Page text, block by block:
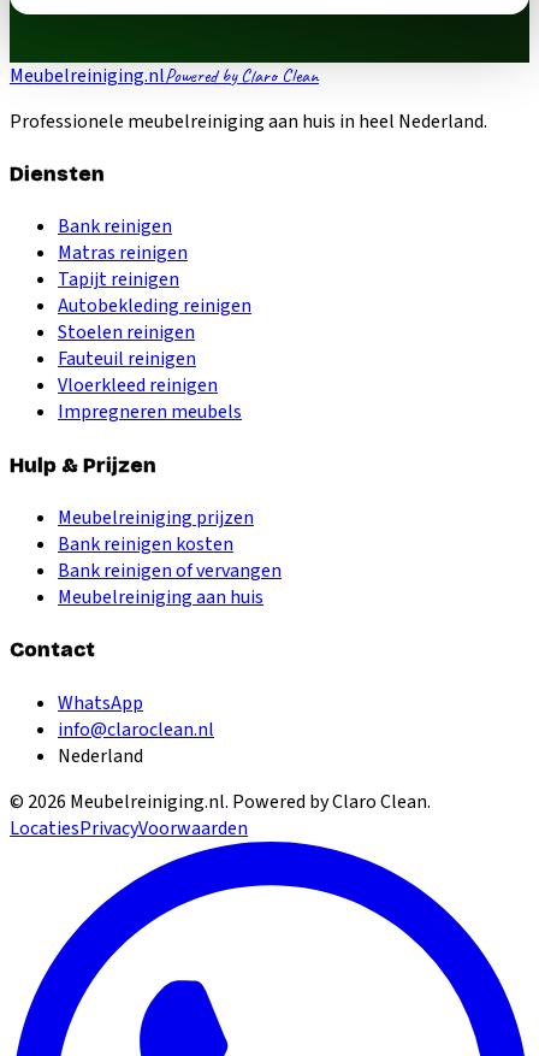
Meubelreiniging.nlPowered by Claro Clean
Professionele meubelreiniging aan huis in heel Nederland.
Diensten
Bank reinigen
Matras reinigen
Tapijt reinigen
Autobekleding reinigen
Stoelen reinigen
Fauteuil reinigen
Vloerkleed reinigen
Impregneren meubels
Hulp & Prijzen
Meubelreiniging prijzen
Bank reinigen kosten
Bank reinigen of vervangen
Meubelreiniging aan huis
Contact
WhatsApp
info@claroclean.nl
Nederland
© 2026 Meubelreiniging.nl. Powered by Claro Clean.
LocatiesPrivacyVoorwaarden